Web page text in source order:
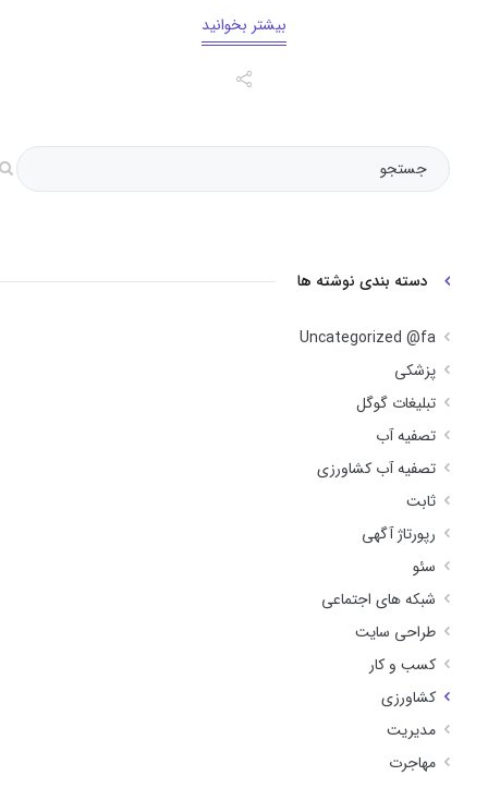
بیشتر بخوانید
دسته بندی نوشته ها
Uncategorized @fa
پزشکی
تبلیغات گوگل
تصفیه آب
تصفیه آب کشاورزی
ثابت
رپورتاژ آگهی
سئو
شبکه های اجتماعی
طراحی سایت
کسب و کار
کشاورزی
مدیریت
مهاجرت